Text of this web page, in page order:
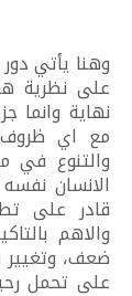
وهنا يأتي
على نظرية
نهاية وانما
مع اي ظروف
والتنوع في
الانسان
قادر على
والاهم
ضعف، وتغيير
على تحمل